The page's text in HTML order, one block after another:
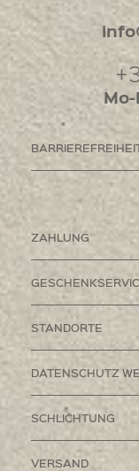
ZAHLUNG
STANDORTE
DATENSCHUTZ
SCHLICHTUNG
VERSAND